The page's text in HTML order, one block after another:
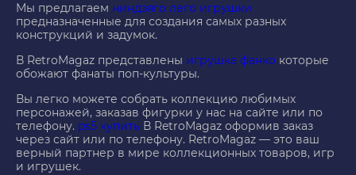
Мы предлагаем ниндзяго лего игрушки
предназначенные для создания самых разных
конструкций и задумок.
В RetroMagaz представлены игрушка фанко которые
обожают фанаты поп-культуры.
Вы легко можете собрать коллекцию любимых
персонажей, заказав фигурки у нас на сайте или по
телефону. ps5 купить В RetroMagaz оформив заказ
через сайт или по телефону. RetroMagaz — это ваш
верный партнер в мире коллекционных товаров, игр
и игрушек.